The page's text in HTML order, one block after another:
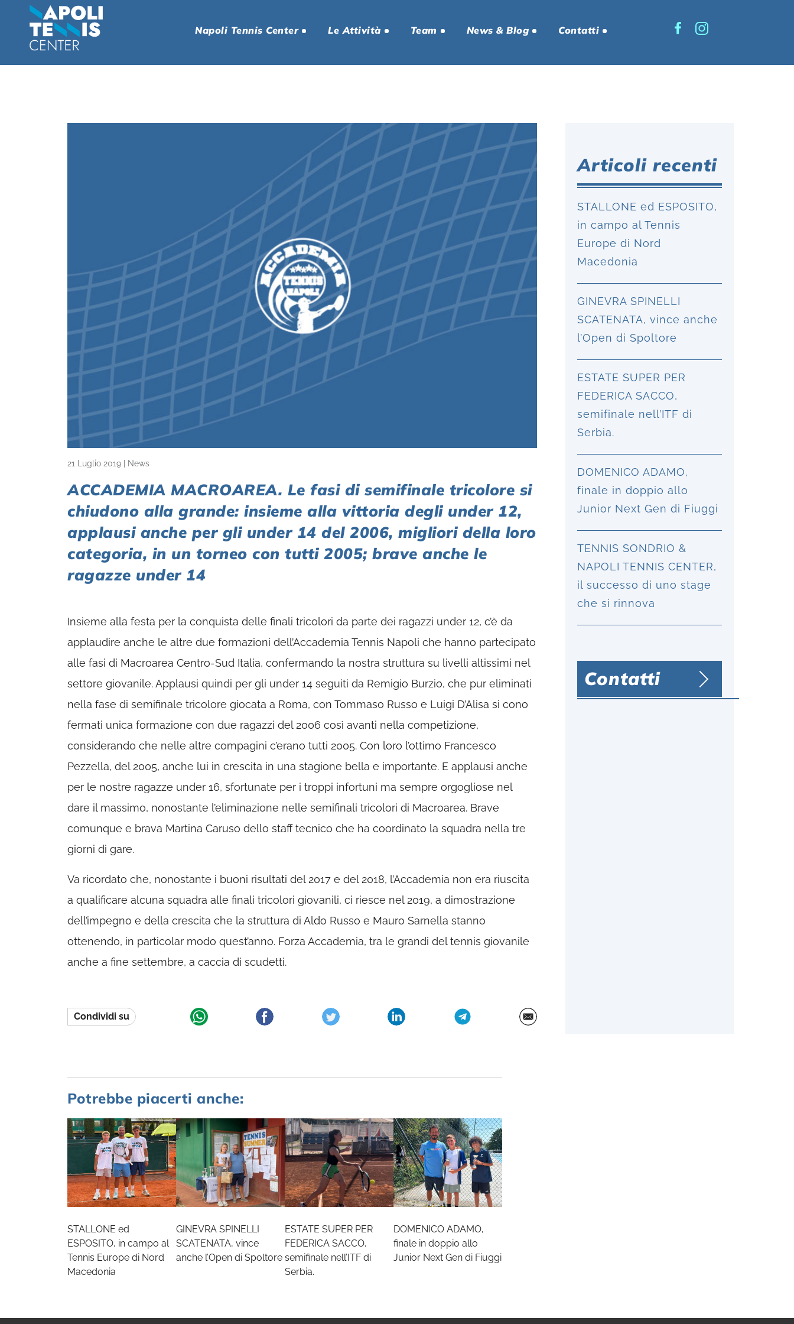
Napoli Tennis Center Le Attività Team News & Blog Contatti
21 Luglio 2019 News
ACCADEMIA MACROAREA. Le fasi di semifinale tricolore si
chiudono alla grande: insieme alla vittoria degli under 12,
applausi anche per gli under 14 del 2006, migliori della loro
categoria, in un torneo con tutti 2005; brave anche le
ragazze under 14
Insieme alla festa per la conquista delle finali tricolori da parte dei ragazzi under 12, c’è da
applaudire anche le altre due formazioni dell’Accademia Tennis Napoli che hanno partecipato
alle fasi di Macroarea Centro-Sud Italia, confermando la nostra struttura su livelli altissimi nel
settore giovanile. Applausi quindi per gli under 14 seguiti da Remigio Burzio, che pur eliminati
nella fase di semifinale tricolore giocata a Roma, con Tommaso Russo e Luigi D’Alisa si cono
fermati unica formazione con due ragazzi del 2006 così avanti nella competizione,
considerando che nelle altre compagini c’erano tutti 2005. Con loro l’ottimo Francesco
Pezzella, del 2005, anche lui in crescita in una stagione bella e importante. E applausi anche
per le nostre ragazze under 16, sfortunate per i troppi infortuni ma sempre orgogliose nel
dare il massimo, nonostante l’eliminazione nelle semifinali tricolori di Macroarea. Brave
comunque e brava Martina Caruso dello staff tecnico che ha coordinato la squadra nella tre
giorni di gare.
Va ricordato che, nonostante i buoni risultati del 2017 e del 2018, l’Accademia non era riuscita
a qualificare alcuna squadra alle finali tricolori giovanili, ci riesce nel 2019, a dimostrazione
dell’impegno e della crescita che la struttura di Aldo Russo e Mauro Sarnella stanno
ottenendo, in particolar modo quest’anno. Forza Accademia, tra le grandi del tennis giovanile
anche a fine settembre, a caccia di scudetti.
Condividi su
Articoli recenti
STALLONE ed ESPOSITO,
in campo al Tennis
Europe di Nord
Macedonia
GINEVRA SPINELLI
SCATENATA, vince anche
l’Open di Spoltore
ESTATE SUPER PER
FEDERICA SACCO,
semifinale nell’ITF di
Serbia.
DOMENICO ADAMO,
finale in doppio allo
Junior Next Gen di Fiuggi
TENNIS SONDRIO &
NAPOLI TENNIS CENTER,
il successo di uno stage
che si rinnova
Contatti
Potrebbe piacerti anche:
STALLONE ed
ESPOSITO, in campo al
Tennis Europe di Nord
Macedonia
GINEVRA SPINELLI
SCATENATA, vince
anche l’Open di Spoltore
ESTATE SUPER PER
FEDERICA SACCO,
semifinale nell’ITF di
Serbia.
DOMENICO ADAMO,
finale in doppio allo
Junior Next Gen di Fiuggi